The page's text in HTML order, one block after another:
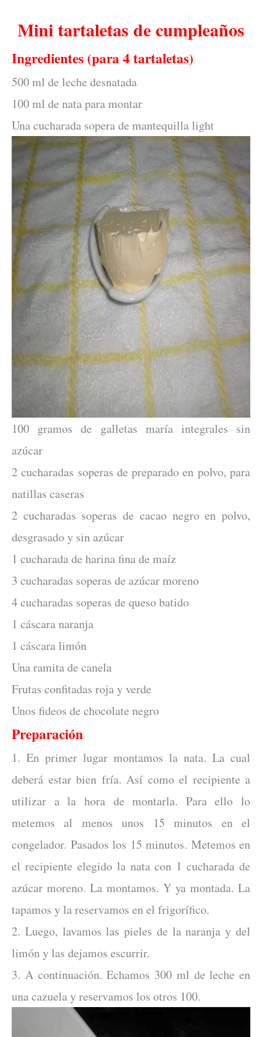
Mini tartaletas de cumpleaños
Ingredientes (para 4 tartaletas)
500 ml de leche desnatada
100 ml de nata para montar
Una cucharada sopera de mantequilla light
100 gramos de galletas maría integrales sin
azúcar
2 cucharadas soperas de preparado en polvo, para
natillas caseras
2 cucharadas soperas de cacao negro en polvo,
desgrasado y sin azúcar
1 cucharada de harina fina de maíz
3 cucharadas soperas de azúcar moreno
4 cucharadas soperas de queso batido
1 cáscara naranja
1 cáscara limón
Una ramita de canela
Frutas confitadas roja y verde
Unos fideos de chocolate negro
Preparación
1. En primer lugar montamos la nata. La cual
deberá estar bien fría. Así como el recipiente a
utilizar a la hora de montarla. Para ello lo
metemos al menos unos 15 minutos en el
congelador. Pasados los 15 minutos. Metemos en
el recipiente elegido la nata con 1 cucharada de
azúcar moreno. La montamos. Y ya montada. La
tapamos y la reservamos en el frigorífico.
2. Luego, lavamos las pieles de la naranja y del
limón y las dejamos escurrir.
3. A continuación. Echamos 300 ml de leche en
una cazuela y reservamos los otros 100.